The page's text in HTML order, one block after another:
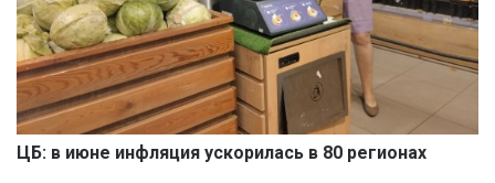
ЦБ: в июне инфляция ускорилась в 80 регионах